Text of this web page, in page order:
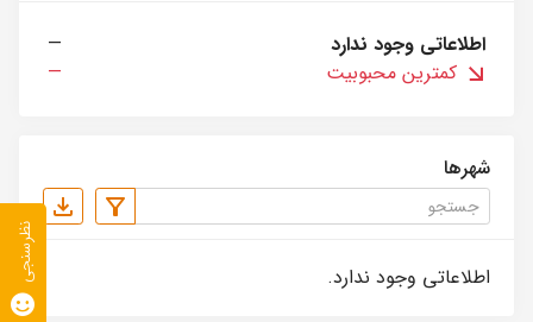
اطلاعاتی وجود ندارد
—
کمترین محبوبیت
—
شهرها
اطلاعاتی وجود ندارد. نظرسنجی